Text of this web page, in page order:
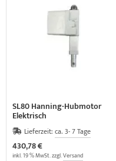
SL80 Hanning-Hubmotor
Elektrisch
Lieferzeit: ca. 3- 7 Tage
430,78 €
inkl. 19 % MwSt. zzgl.Versand